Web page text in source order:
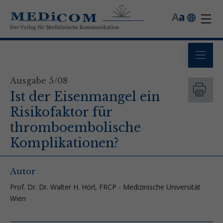
a
A
Ausgabe 5/08
Ist der Eisenmangel ein
Risikofaktor für
thromboembolische
Komplikationen?
Autor
Prof. Dr. Dr. Walter H. Hörl, FRCP - Medizinische Universität
Wien